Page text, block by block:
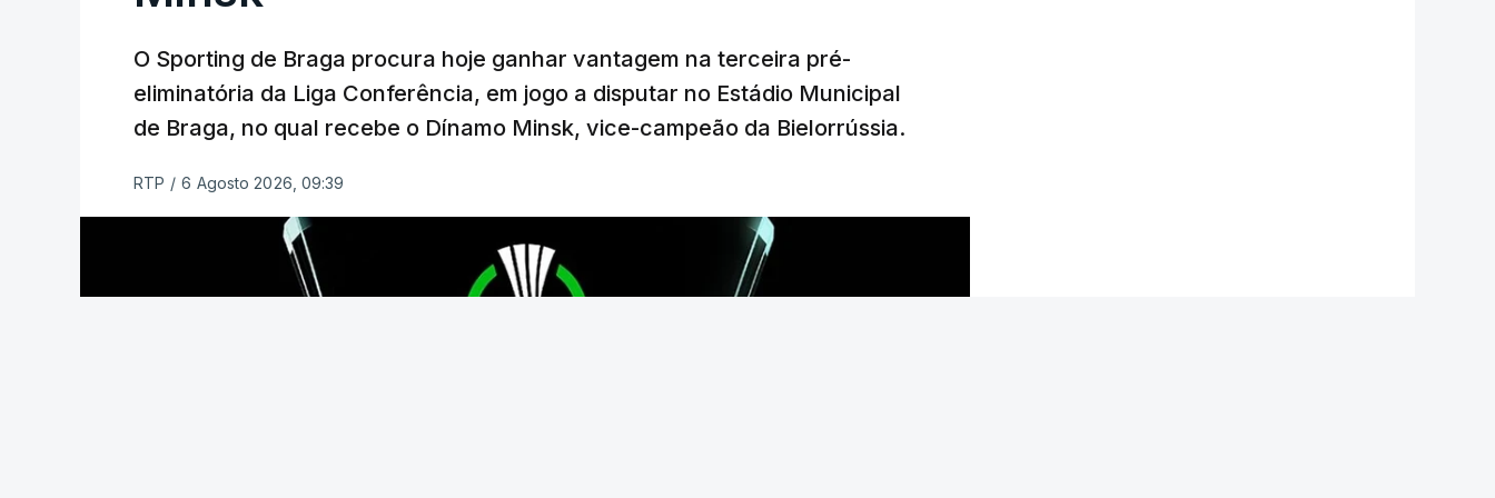
Viena.
O jogo no Estádio da Luz tem início às 20:00, com arbitragem do romeno Marian Barbu,
enquanto a segunda mão está marcada para 13 de agosto, em Edimburgo.
com entrada direta, graças à conquista da Taça de Portugal.
O Sporting de Braga procura hoje ganhar vantagem na terceira pré-
eliminatória da Liga Conferência, em jogo a disputar no Estádio Municipal
de Braga, no qual recebe o Dínamo Minsk, vice-campeão da Bielorrússia.
RTP / 6 Agosto 2026, 09:39